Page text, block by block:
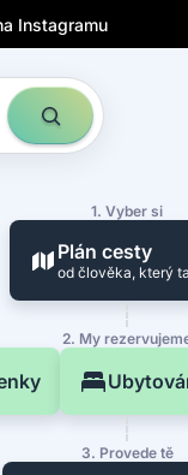
Instagramu
1. Vyber si
Plán cesty
od člověka, který
2. My
3. Provede tě